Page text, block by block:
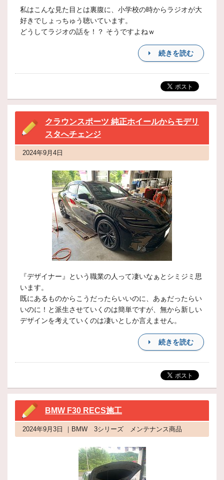
私はこんな見た目とは裏腹に、小学校の時からラジオが大
好きでしょっちゅう聴いています。
どうしてラジオの話を！？ そうですよねｗ
続きを読む
クラウンスポーツ 純正ホイールからモデリ
スタへチェンジ
2024年9月4日
『デザイナー』という職業の人って凄いなぁとシミジミ思
います。
既にあるものからこうだったらいいのに、あぁだったらい
いのに！と派生させていくのは簡単ですが、無から新しい
デザインを考えていくのは凄いとしか言えません。
続きを読む
BMW F30 RECS施工
2024年9月3日 ｜BMW 3シリーズ メンテナンス商品